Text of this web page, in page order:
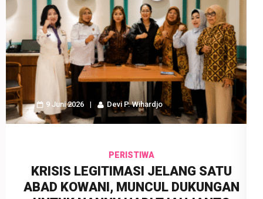
9 Juni 2026 Devi P. Wihardjo
PERISTIWA
KRISIS LEGITIMASI JELANG SATU
ABAD KOWANI, MUNCUL DUKUNGAN